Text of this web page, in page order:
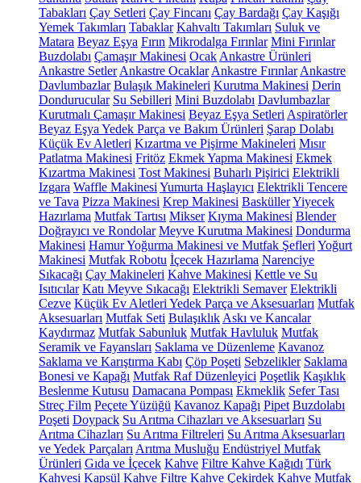
Tabakları Çay Setleri Çay Fincanı Çay Bardağı Çay Kaşığı
Yemek Takımları Tabaklar Kahvaltı Takımları Suluk ve
Matara Beyaz Eşya Fırın Mikrodalga Fırınlar Mini Fırınlar
Buzdolabı Çamaşır Makinesi Ocak Ankastre Ürünleri
Ankastre Setler Ankastre Ocaklar Ankastre Fırınlar Ankastre
Davlumbazlar Bulaşık Makineleri Kurutma Makinesi Derin
Dondurucular Su Sebilleri Mini Buzdolabı Davlumbazlar
Kurutmalı Çamaşır Makinesi Beyaz Eşya Setleri Aspiratörler
Beyaz Eşya Yedek Parça ve Bakım Ürünleri Şarap Dolabı
Küçük Ev Aletleri Kızartma ve Pişirme Makineleri Mısır
Patlatma Makinesi Fritöz Ekmek Yapma Makinesi Ekmek
Kızartma Makinesi Tost Makinesi Buharlı Pişirici Elektrikli
Izgara Waffle Makinesi Yumurta Haşlayıcı Elektrikli Tencere
ve Tava Pizza Makinesi Krep Makinesi BasküllerYiyecek
Hazırlama Mutfak Tartısı Mikser Kıyma Makinesi Blender
Doğrayıcı ve Rondolar Meyve Kurutma Makinesi Dondurma
Makinesi Hamur Yoğurma Makinesi ve Mutfak Şefleri Yoğurt
Makinesi Mutfak Robotu İçecek Hazırlama Narenciye
Sıkacağı Çay Makineleri Kahve Makinesi Kettle ve Su
Isıtıcılar Katı Meyve Sıkacağı Elektrikli Semaver Elektrikli
Cezve Küçük Ev Aletleri Yedek Parça ve Aksesuarları Mutfak
Aksesuarları Mutfak Seti Bulaşıklık Askı ve Kancalar
Kaydırmaz Mutfak Sabunluk Mutfak Havluluk Mutfak
Seramik ve Fayansları Saklama ve Düzenleme Kavanoz
Saklama ve Karıştırma Kabı Çöp Poşeti Sebzelikler Saklama
Bonesi ve Kapağı Mutfak Raf Düzenleyici Poşetlik Kaşıklık
Beslenme Kutusu Damacana Pompası Ekmeklik Sefer Tası
Streç Film Peçete Yüzüğü Kavanoz Kapağı Pipet Buzdolabı
Poşeti Doypack Su Arıtma Cihazları ve Aksesuarları Su
Arıtma Cihazları Su Arıtma Filtreleri Su Arıtma Aksesuarları
ve Yedek Parçaları Arıtma Musluğu Endüstriyel Mutfak
Ürünleri Gıda ve İçecek Kahve Filtre Kahve Kağıdı Türk
Kahvesi Kapsül Kahve Filtre Kahve Çekirdek Kahve Mutfak